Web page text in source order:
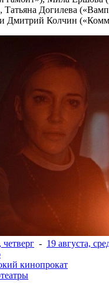
Татьяна Догилева
Дмитрий Колчин
четверг - 19 августа,
кинопрокат